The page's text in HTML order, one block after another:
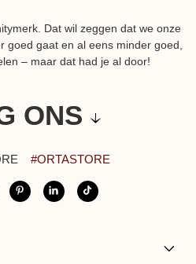
Dat wil zeggen dat we onze
goed gaat en al eens minder goed,
– maar dat had je al door!
ONS
#ORTASTORE